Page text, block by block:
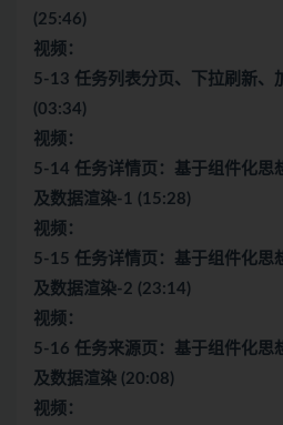
(25:46)
视频：
5-13 任务列表分页、下拉刷新、
(03:34)
视频：
5-14 任务详情页：基于组件化思
及数据渲染-1 (15:28)
视频：
5-15 任务详情页：基于组件化思
及数据渲染-2 (23:14)
视频：
5-16 任务来源页：基于组件化思
及数据渲染 (20:08)
视频：